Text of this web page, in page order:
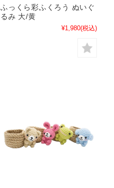
ふっくら彩ふくろう ぬいぐ
るみ 大/黄
¥1,980(税込)